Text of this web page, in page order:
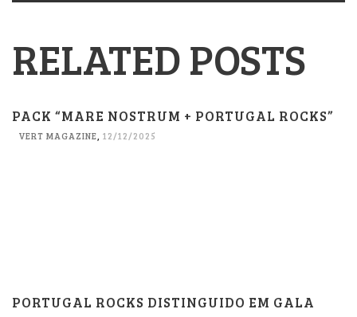
RELATED POSTS
PACK “MARE NOSTRUM + PORTUGAL ROCKS”
VERT MAGAZINE 12/12/2025
PORTUGAL ROCKS DISTINGUIDO EM GALA